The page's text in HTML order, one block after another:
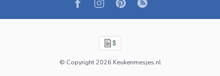
© Copyright 2026 Keukenmesjes.nl